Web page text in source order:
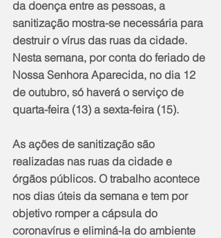
da doença entre as pessoas, a
sanitização mostra-se necessária para
destruir o vírus das ruas da cidade.
Nesta semana, por conta do feriado de
Nossa Senhora Aparecida, no dia 12
de outubro, só haverá o serviço de
quarta-feira (13) a sexta-feira (15).
As ações de sanitização são
realizadas nas ruas da cidade e
órgãos públicos. O trabalho acontece
nos dias úteis da semana e tem por
objetivo romper a cápsula do
coronavírus e eliminá-la do ambiente